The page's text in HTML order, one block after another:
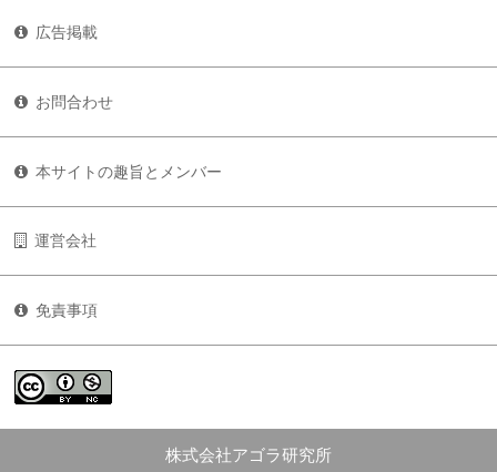
広告掲載
お問合わせ
本サイトの趣旨とメンバー
運営会社
免責事項
株式会社アゴラ研究所